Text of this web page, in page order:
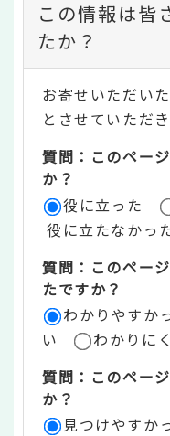
コ
ン
テ
ン
ツ
評
価
リ
ア
この情報は皆
たか？
お寄せいただい
とさせていただき
質問：このペー
か？
役に立った
役に立たなかっ
質問：このペー
たですか？
わかりやすか
い
わかりに
質問：このペー
か？
見つけやすか